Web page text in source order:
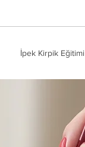
İpek Kirpik Eğitimi